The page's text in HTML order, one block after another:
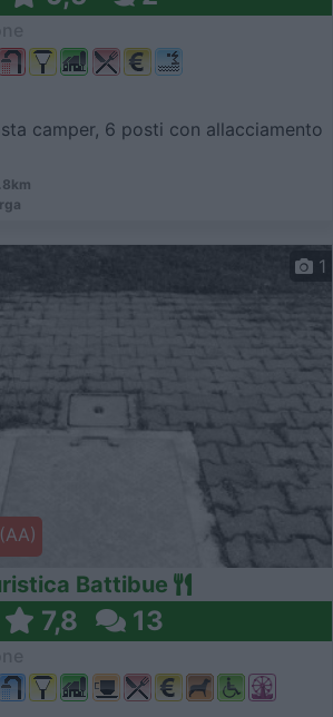
camper, 6 posti con allacciamento
1
Battibue
7,8 13